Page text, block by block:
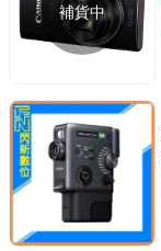
補貨中